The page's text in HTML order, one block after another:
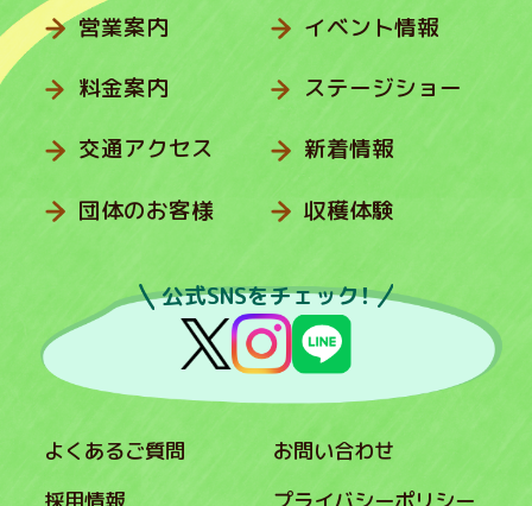
営業案内
料金案内
交通アクセス
団体のお客様
イベント情報
ステージショー
新着情報
収穫体験
公式SNSをチェック！
よくあるご質問
お問い合わせ